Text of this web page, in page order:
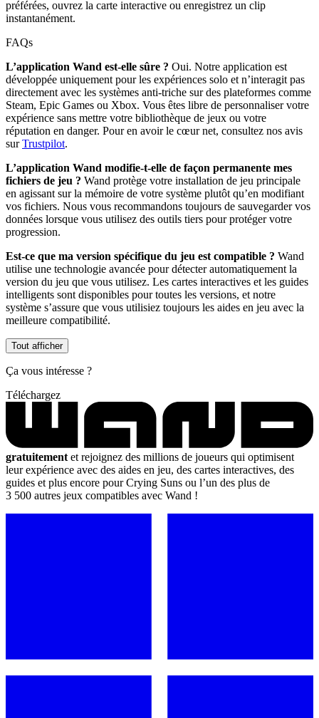
préférées, ouvrez la carte interactive ou enregistrez un clip
instantanément.
FAQs
L’application Wand est-elle sûre ? Oui. Notre application est
développée uniquement pour les expériences solo et n’interagit pas
directement avec les systèmes anti-triche sur des plateformes comme
Steam, Epic Games ou Xbox. Vous êtes libre de personnaliser votre
expérience sans mettre votre bibliothèque de jeux ou votre
réputation en danger. Pour en avoir le cœur net, consultez nos avis
surTrustpilot.
L’application Wand modifie-t-elle de façon permanente mes
fichiers de jeu ? Wand protège votre installation de jeu principale
en agissant sur la mémoire de votre système plutôt qu’en modifiant
vos fichiers. Nous vous recommandons toujours de sauvegarder vos
données lorsque vous utilisez des outils tiers pour protéger votre
progression.
Est-ce que ma version spécifique du jeu est compatible ? Wand
utilise une technologie avancée pour détecter automatiquement la
version du jeu que vous utilisez. Les cartes interactives et les guides
intelligents sont disponibles pour toutes les versions, et notre
système s’assure que vous utilisiez toujours les aides en jeu avec la
meilleure compatibilité.
Tout afficher
Ça vous intéresse ?
Téléchargez
gratuitement et rejoignez des millions de joueurs qui optimisent
leur expérience avec des aides en jeu, des cartes interactives, des
guides et plus encore pour Crying Suns ou l’un des plus de
3 500 autres jeux compatibles avec Wand !